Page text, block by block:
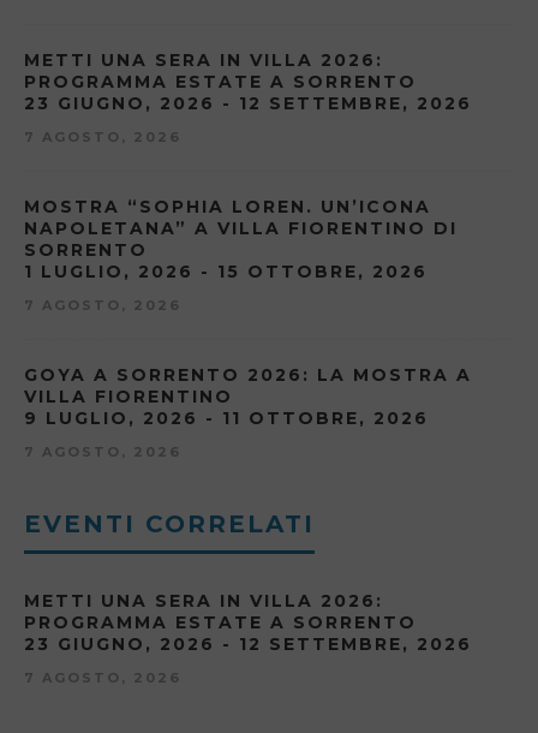
METTI UNA SERA IN VILLA 2026:
PROGRAMMA ESTATE A SORRENTO
23 GIUGNO, 2026 - 12 SETTEMBRE, 2026
7 AGOSTO, 2026
MOSTRA “SOPHIA LOREN. UN’ICONA
NAPOLETANA” A VILLA FIORENTINO DI
SORRENTO
1 LUGLIO, 2026 - 15 OTTOBRE, 2026
7 AGOSTO, 2026
GOYA A SORRENTO 2026: LA MOSTRA A
VILLA FIORENTINO
9 LUGLIO, 2026 - 11 OTTOBRE, 2026
7 AGOSTO, 2026
EVENTI CORRELATI
METTI UNA SERA IN VILLA 2026:
PROGRAMMA ESTATE A SORRENTO
23 GIUGNO, 2026 - 12 SETTEMBRE, 2026
7 AGOSTO, 2026